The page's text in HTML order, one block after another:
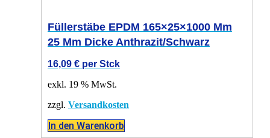
Füllerstäbe EPDM 165×25×1000 Mm
25 Mm Dicke Anthrazit/schwarz
16,09 € per Stck
exkl. 19 % MwSt.
zzgl. Versandkosten
In den Warenkorb